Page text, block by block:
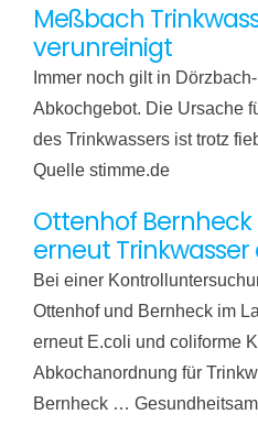
Meßbach
verunreinigt
Immer noch gilt in
Abkochgebot. Die Ursache
des Trinkwassers ist trotz
Quelle stimme.de
Ottenhof Bernheck
erneut
Bei einer
Ottenhof und Bernheck im
erneut E.coli und coliforme
Abkochanordnung für
Bernheck …